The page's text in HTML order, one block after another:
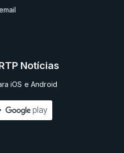
Notícias
iOS e Android